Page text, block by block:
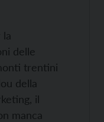
delle
trentini
della
il
manca